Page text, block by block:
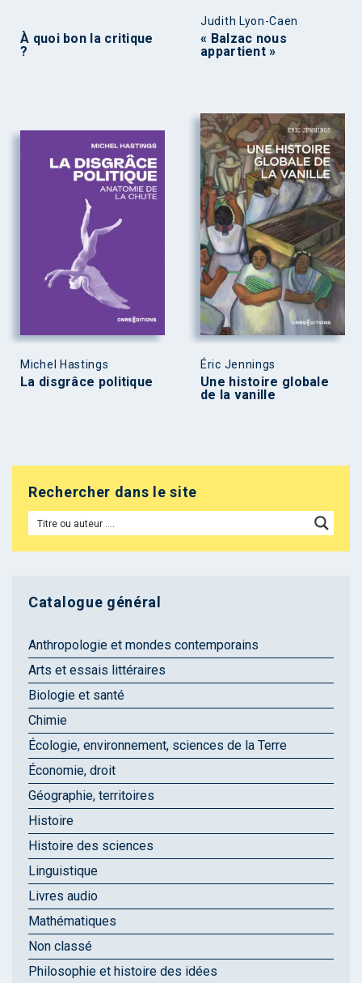
À quoi bon la critique
?
Judith Lyon-Caen
« Balzac nous
appartient »
Michel Hastings
La disgrâce politique
Éric Jennings
Une histoire globale
de la vanille
Rechercher dans le site
Catalogue général
Anthropologie et mondes contemporains
Arts et essais littéraires
Biologie et santé
Chimie
Écologie, environnement, sciences de la Terre
Économie, droit
Géographie, territoires
Histoire
Histoire des sciences
Linguistique
Livres audio
Mathématiques
Non classé
Philosophie et histoire des idées